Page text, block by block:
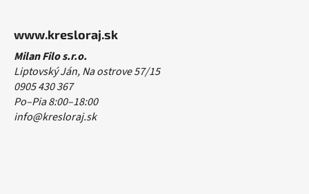
www.kresloraj.sk
Milan Filo s.r.o.
Liptovský Ján, Na ostrove 57/15
0905 430 367
Po–Pia 8:00–18:00
info@kresloraj.sk